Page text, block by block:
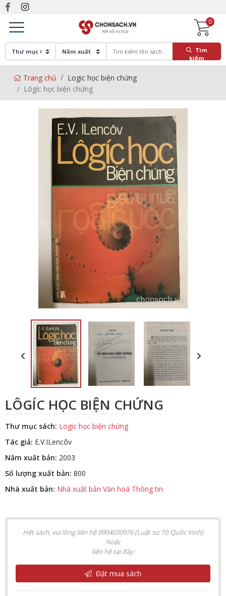
0
Tìm
kiếm
Trang chủ
Logic học biện chứng
Lôgíc học biện chứng
LÔGÍC HỌC BIỆN CHỨNG
Thư mục sách: Logic học biện chứng
Tác giả: E.V.ILencôv
Năm xuất bản: 2003
Số lượng xuất bản: 800
Nhà xuất bản: Nhà xuất bản Văn hoá Thông tin
Hết sách, vui lòng liên hệ 0904030976 (Luật sư Tô Quốc Vinh)
hoặc
liên hệ tại đây:
Đặt mua sách